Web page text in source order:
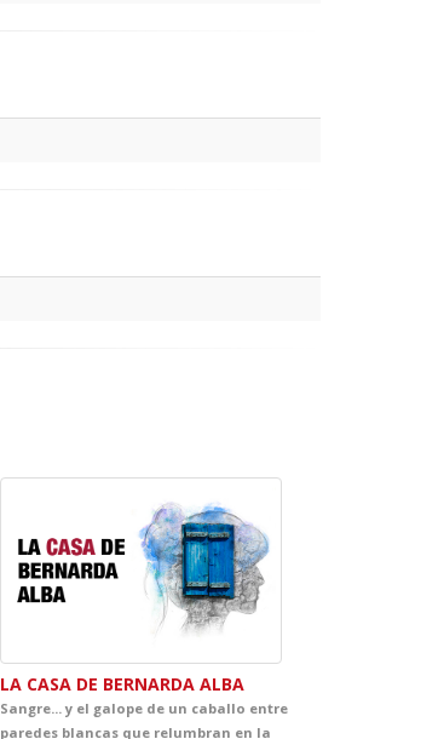
LA CASA DE BERNARDA ALBA
Sangre... y el galope de un caballo entre
paredes blancas que relumbran en la